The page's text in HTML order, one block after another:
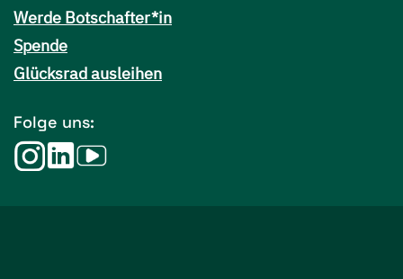
Werde Botschafter*in
Spende
Glücksrad ausleihen
Folge uns: